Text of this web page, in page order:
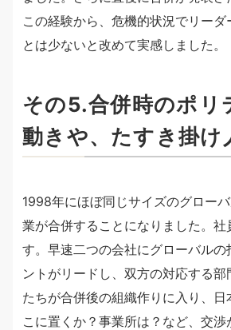
この経験から、危機的状況でリー
とは少ないと改めて実感しました。
その5.合併時のポリ
動きや、たすき掛け
1998年にほぼ同じサイズのグロー
業が合併することになりました。
す。早速二つの会社にグローバルの
ントがリードし、双方の対応する
たちが合併後の組織作りに入り、
こに置くか？事業所は？など、交渉